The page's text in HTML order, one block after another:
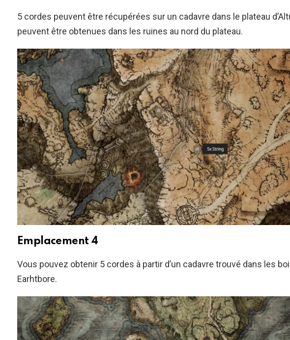
5 cordes peuvent être récupérées sur un cadavre dans le plateau
peuvent être obtenues dans les ruines au nord du plateau.
Emplacement 4
Vous pouvez obtenir 5 cordes à partir d’un cadavre trouvé dans les
Earhtbore.